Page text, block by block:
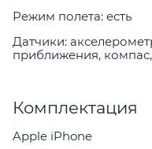
Режим полета: есть
Датчики:
приближения,
Комплектация
Apple iPhone